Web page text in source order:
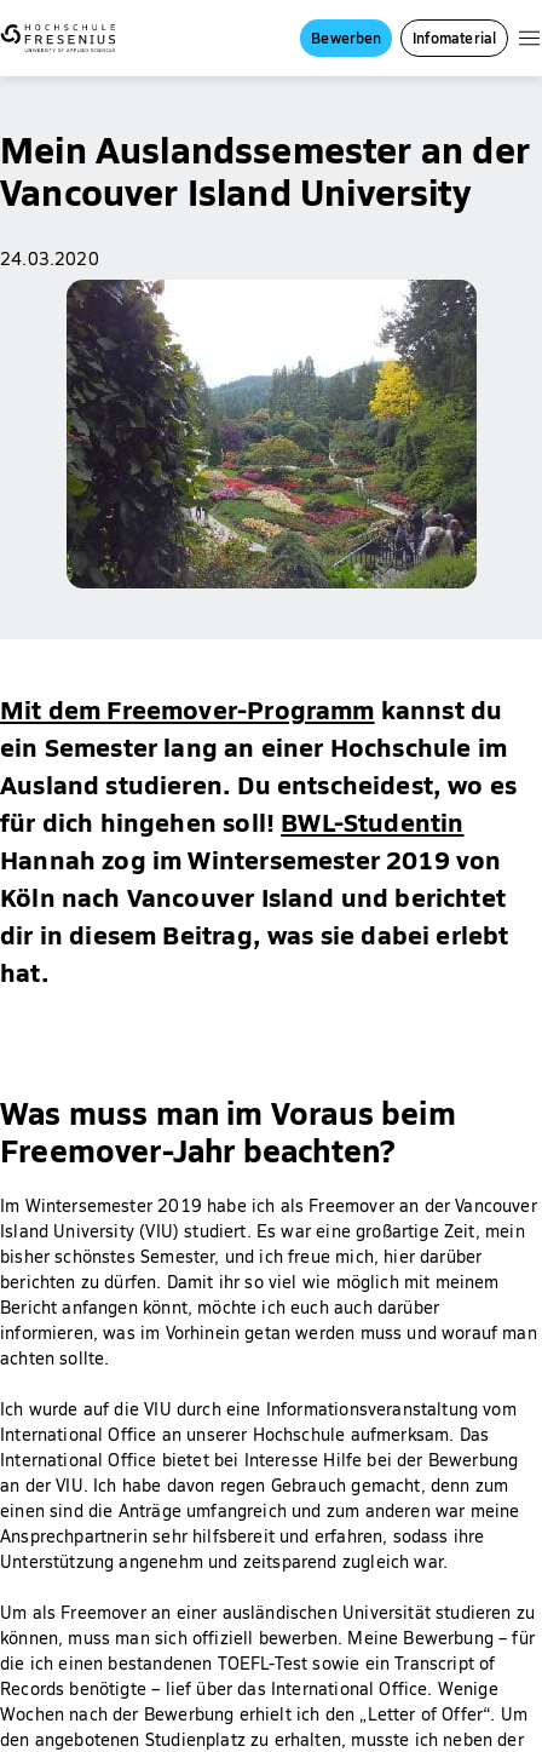
Bewerben Infomaterial
Mein Auslandssemester an der
Vancouver Island University
24.03.2020
Mit dem Freemover-Programm kannst du
ein Semester lang an einer Hochschule im
Ausland studieren. Du entscheidest, wo es
für dich hingehen soll! BWL-Studentin
Hannah zog im Wintersemester 2019 von
Köln nach Vancouver Island und berichtet
dir in diesem Beitrag, was sie dabei erlebt
hat.
Was muss man im Voraus beim
Freemover-Jahr beachten?
Im Wintersemester 2019 habe ich als Freemover an der Vancouver
Island University (VIU) studiert. Es war eine großartige Zeit, mein
bisher schönstes Semester, und ich freue mich, hier darüber
berichten zu dürfen. Damit ihr so viel wie möglich mit meinem
Bericht anfangen könnt, möchte ich euch auch darüber
informieren, was im Vorhinein getan werden muss und worauf man
achten sollte.
Ich wurde auf die VIU durch eine Informationsveranstaltung vom
International Office an unserer Hochschule aufmerksam. Das
International Office bietet bei Interesse Hilfe bei der Bewerbung
an der VIU. Ich habe davon regen Gebrauch gemacht, denn zum
einen sind die Anträge umfangreich und zum anderen war meine
Ansprechpartnerin sehr hilfsbereit und erfahren, sodass ihre
Unterstützung angenehm und zeitsparend zugleich war.
Um als Freemover an einer ausländischen Universität studieren zu
können, muss man sich offiziell bewerben. Meine Bewerbung – für
die ich einen bestandenen TOEFL-Test sowie ein Transcript of
Records benötigte – lief über das International Office. Wenige
Wochen nach der Bewerbung erhielt ich den „Letter of Offer“. Um
den angebotenen Studienplatz zu erhalten, musste ich neben der